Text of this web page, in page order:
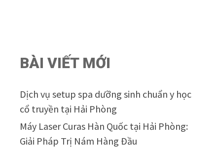
BÀI VIẾT MỚI
Dịch vụ setup spa dưỡng sinh chuẩn y học
cổ truyền tại Hải Phòng
Máy Laser Curas Hàn Quốc tại Hải Phòng:
Giải Pháp Trị Nám Hàng Đầu